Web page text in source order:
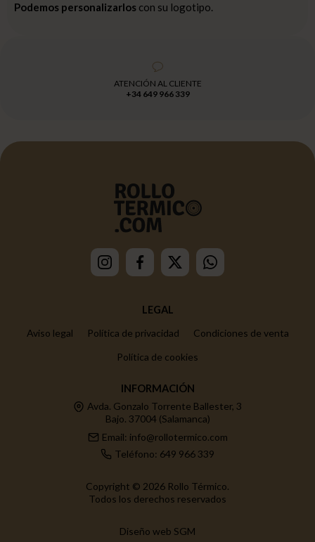
Podemos personalizarlos con su logotipo.
ATENCIÓN AL CLIENTE
+34 649 966 339
LEGAL
Aviso legal Política de privacidad
Condiciones de venta
Política de cookies
INFORMACIÓN
Avda. Gonzalo Torrente Ballester, 3
Bajo. 37004 (Salamanca)
Email: info@rollotermico.com
Teléfono: 649 966 339
Copyright © 2026 Rollo Térmico.
Todos los derechos reservados
Diseño web SGM